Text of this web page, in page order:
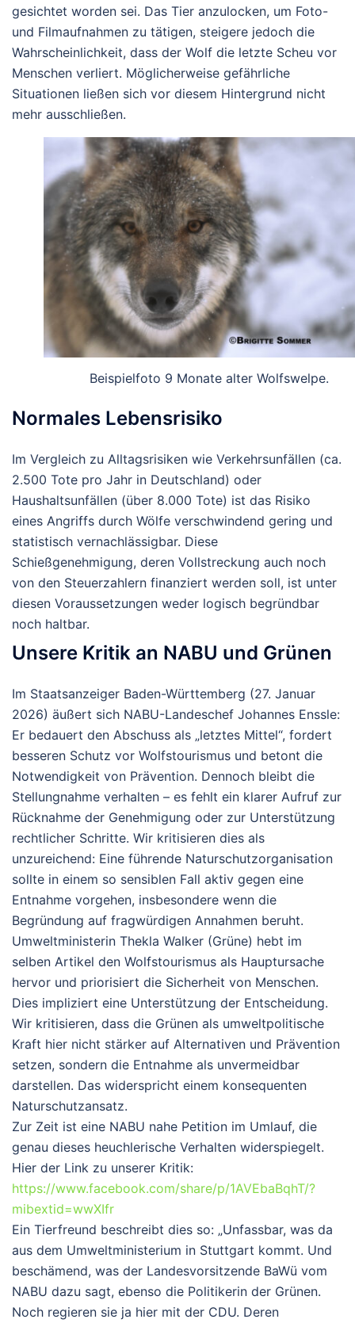
gesichtet worden sei. Das Tier anzulocken, um Foto-
und Filmaufnahmen zu tätigen, steigere jedoch die
Wahrscheinlichkeit, dass der Wolf die letzte Scheu vor
Menschen verliert. Möglicherweise gefährliche
Situationen ließen sich vor diesem Hintergrund nicht
mehr ausschließen.
Beispielfoto 9 Monate alter Wolfswelpe.
Normales Lebensrisiko
Im Vergleich zu Alltagsrisiken wie Verkehrsunfällen (ca.
2.500 Tote pro Jahr in Deutschland) oder
Haushaltsunfällen (über 8.000 Tote) ist das Risiko
eines Angriffs durch Wölfe verschwindend gering und
statistisch vernachlässigbar. Diese
Schießgenehmigung, deren Vollstreckung auch noch
von den Steuerzahlern finanziert werden soll, ist unter
diesen Voraussetzungen weder logisch begründbar
noch haltbar.
Unsere Kritik an NABU und Grünen
Im Staatsanzeiger Baden-Württemberg (27. Januar
2026) äußert sich NABU-Landeschef Johannes Enssle:
Er bedauert den Abschuss als „letztes Mittel“, fordert
besseren Schutz vor Wolfstourismus und betont die
Notwendigkeit von Prävention. Dennoch bleibt die
Stellungnahme verhalten – es fehlt ein klarer Aufruf zur
Rücknahme der Genehmigung oder zur Unterstützung
rechtlicher Schritte. Wir kritisieren dies als
unzureichend: Eine führende Naturschutzorganisation
sollte in einem so sensiblen Fall aktiv gegen eine
Entnahme vorgehen, insbesondere wenn die
Begründung auf fragwürdigen Annahmen beruht.
Umweltministerin Thekla Walker (Grüne) hebt im
selben Artikel den Wolfstourismus als Hauptursache
hervor und priorisiert die Sicherheit von Menschen.
Dies impliziert eine Unterstützung der Entscheidung.
Wir kritisieren, dass die Grünen als umweltpolitische
Kraft hier nicht stärker auf Alternativen und Prävention
setzen, sondern die Entnahme als unvermeidbar
darstellen. Das widerspricht einem konsequenten
Naturschutzansatz.
Zur Zeit ist eine NABU nahe Petition im Umlauf, die
genau dieses heuchlerische Verhalten widerspiegelt.
Hier der Link zu unserer Kritik:
https://www.facebook.com/share/p/1AVEbaBqhT/?
mibextid=wwXIfr
Ein Tierfreund beschreibt dies so: „Unfassbar, was da
aus dem Umweltministerium in Stuttgart kommt. Und
beschämend, was der Landesvorsitzende BaWü vom
NABU dazu sagt, ebenso die Politikerin der Grünen.
Noch regieren sie ja hier mit der CDU. Deren